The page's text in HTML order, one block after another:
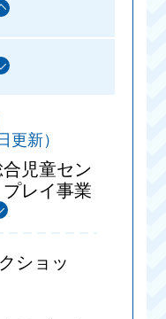
更新）
児童セン
レイ事業
ショッ